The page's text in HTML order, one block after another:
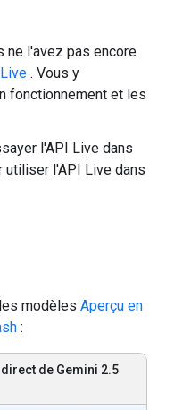
ne l'avez pas encore
. Vous y
fonctionnement et les
l'API Live dans
utiliser l'API Live dans
modèles Aperçu en
:
de Gemini 2.5